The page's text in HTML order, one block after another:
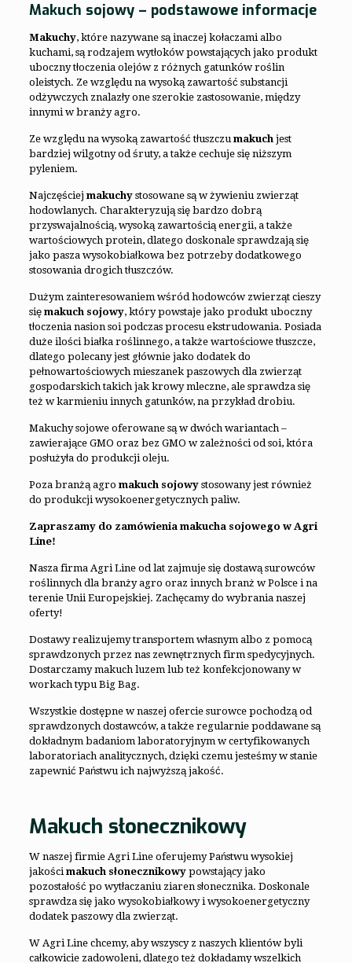
Makuch sojowy – podstawowe informacje
Makuchy, które nazywane są inaczej kołaczami albo
kuchami, są rodzajem wytłoków powstających jako produkt
uboczny tłoczenia olejów z różnych gatunków roślin
oleistych. Ze względu na wysoką zawartość substancji
odżywczych znalazły one szerokie zastosowanie, między
innymi w branży agro.
Ze względu na wysoką zawartość tłuszczumakuch jest
bardziej wilgotny od śruty, a także cechuje się niższym
pyleniem.
Najczęściejmakuchy stosowane są w żywieniu zwierząt
hodowlanych. Charakteryzują się bardzo dobrą
przyswajalnością, wysoką zawartością energii, a także
wartościowych protein, dlatego doskonale sprawdzają się
jako pasza wysokobiałkowa bez potrzeby dodatkowego
stosowania drogich tłuszczów.
Dużym zainteresowaniem wśród hodowców zwierząt cieszy
sięmakuch sojowy, który powstaje jako produkt uboczny
tłoczenia nasion soi podczas procesu ekstrudowania. Posiada
duże ilości białka roślinnego, a także wartościowe tłuszcze,
dlatego polecany jest głównie jako dodatek do
pełnowartościowych mieszanek paszowych dla zwierząt
gospodarskich takich jak krowy mleczne, ale sprawdza się
też w karmieniu innych gatunków, na przykład drobiu.
Makuchy sojowe oferowane są w dwóch wariantach –
zawierające GMO oraz bez GMO w zależności od soi, która
posłużyła do produkcji oleju.
Poza branżą agromakuch sojowy stosowany jest również
do produkcji wysokoenergetycznych paliw.
Zapraszamy do zamówienia makucha sojowego w Agri
Line!
Nasza firma Agri Line od lat zajmuje się dostawą surowców
roślinnych dla branży agro oraz innych branż w Polsce i na
terenie Unii Europejskiej. Zachęcamy do wybrania naszej
oferty!
Dostawy realizujemy transportem własnym albo z pomocą
sprawdzonych przez nas zewnętrznych firm spedycyjnych.
Dostarczamy makuch luzem lub też konfekcjonowany w
workach typu Big Bag.
Wszystkie dostępne w naszej ofercie surowce pochodzą od
sprawdzonych dostawców, a także regularnie poddawane są
dokładnym badaniom laboratoryjnym w certyfikowanych
laboratoriach analitycznych, dzięki czemu jesteśmy w stanie
zapewnić Państwu ich najwyższą jakość.
Makuch słonecznikowy
W naszej firmie Agri Line oferujemy Państwu wysokiej
jakościmakuch słonecznikowy powstający jako
pozostałość po wytłaczaniu ziaren słonecznika. Doskonale
sprawdza się jako wysokobiałkowy i wysokoenergetyczny
dodatek paszowy dla zwierząt.
W Agri Line chcemy, aby wszyscy z naszych klientów byli
całkowicie zadowoleni, dlatego też dokładamy wszelkich